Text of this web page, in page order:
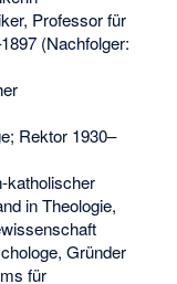
Professor für
(Nachfolger:
Rektor 1930–
katholischer
in Theologie,
Gründer
für